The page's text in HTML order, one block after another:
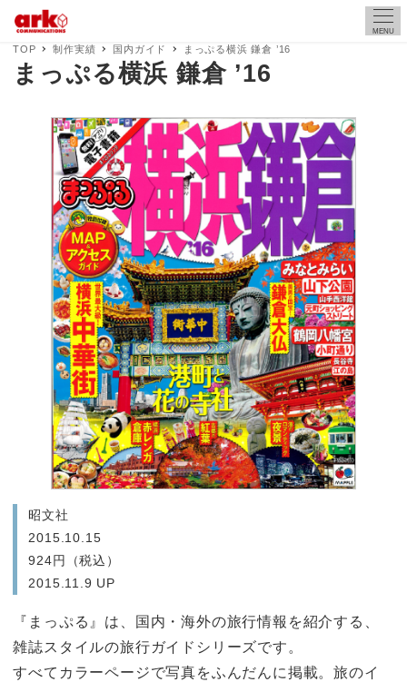
MENU
TOP 制作実績 国内ガイド まっぷる横浜 鎌倉 ’16
まっぷる横浜 鎌倉 ’16
昭文社
2015.10.15
924円（税込）
2015.11.9 UP
『まっぷる』は、国内・海外の旅行情報を紹介する、
雑誌スタイルの旅行ガイドシリーズです。
すべてカラーページで写真をふんだんに掲載。旅のイ